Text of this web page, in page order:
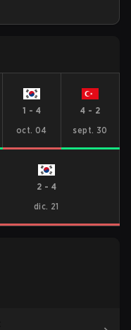
1 - 4
oct. 04
4 - 2
sept. 30
2 - 4
dic. 21